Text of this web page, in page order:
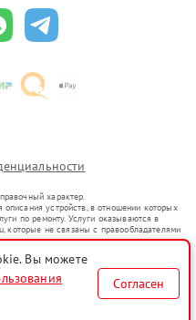
характер.
устройств, в отношении которых
по ремонту. Услуги оказываются в
которые не связаны с правообладателями
в гражданский оборот в соответствии
индивидуализации услуг или введения
о предоставляемых услугах по
офертой, определяемой
РФ
Вы можете
Согласен